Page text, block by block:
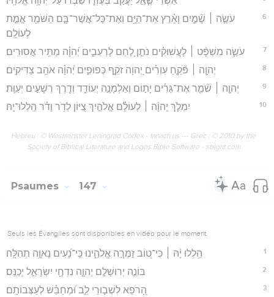
6
עֹשֶׂ֤ה ׀ שָׁ֘מַ֤יִם וָאָ֗רֶץ אֶת־הַיָּ֥ם וְאֶת־כָּל־אֲשֶׁר־בָּ֑ם הַשֹּׁמֵ֖ר אֱמֶ֣ת
לְעוֹלָֽם׃
7 עֹשֶׂ֤ה מִשְׁפָּ֨ט ׀ לָעֲשׁוּקִ֗ים נֹתֵ֣ן לֶ֭חֶם לָרְעֵבִ֑ים יְ֝הוָ֗ה מַתִּ֥יר אֲסוּרִֽים׃
8 יְהוָ֤ה ׀ פֹּ֘קֵ֤חַ עִוְרִ֗ים יְ֭הוָה זֹקֵ֣ף כְּפוּפִ֑ים יְ֝הוָ֗ה אֹהֵ֥ב צַדִּיקִֽים׃
9 יְהוָ֤ה ׀ שֹׁ֘מֵ֤ר אֶת־גֵּרִ֗ים יָת֣וֹם וְאַלְמָנָ֣ה יְעוֹדֵ֑ד וְדֶ֖רֶךְ רְשָׁעִ֣ים יְעַוֵּֽת׃
10 יִמְלֹ֤ךְ יְהוָ֨ה ׀ לְעוֹלָ֗ם אֱלֹהַ֣יִךְ צִ֭יּוֹן לְדֹ֥ר וָדֹ֗ר הַֽלְלוּ־יָֽהּ׃
Hébreu : © Westminster Leningrad Codex - tanach.us --- Grec : © 2010 by the
Society of Biblical Literature and Logos Bible Software - sblgnt.com
Psaumes 147
Seuls les Évangiles sont disponibles en vidéo pour le moment.
1 הַ֥לְלוּ יָ֨הּ ׀ כִּי־ט֭וֹב זַמְּרָ֣ה אֱלֹהֵ֑ינוּ כִּֽי־נָ֝עִים נָאוָ֥ה תְהִלָּֽה׃
2 בּוֹנֵ֣ה יְרוּשָׁלִַ֣ם יְהוָ֑ה נִדְחֵ֖י יִשְׂרָאֵ֣ל יְכַנֵּֽס׃
3 הָ֭רֹפֵא לִשְׁב֣וּרֵי לֵ֑ב וּ֝מְחַבֵּ֗שׁ לְעַצְּבוֹתָֽם׃